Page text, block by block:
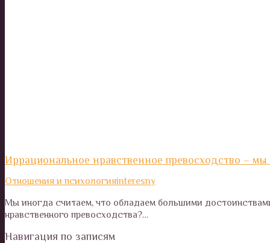
Иррациональное нравственное превосходство –
Отношения и психологияinteresny
Мы иногда считаем, что обладаем большими
нравственного превосходства?…
Навигация по записям